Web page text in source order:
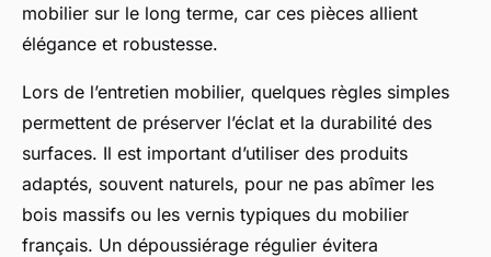
mobilier sur le long terme, car ces pièces allient
élégance et robustesse.
Lors de l’entretien mobilier, quelques règles simples
permettent de préserver l’éclat et la durabilité des
surfaces. Il est important d’utiliser des produits
adaptés, souvent naturels, pour ne pas abîmer les
bois massifs ou les vernis typiques du mobilier
français. Un dépoussiérage régulier évitera